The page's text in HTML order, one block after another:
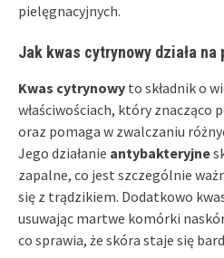
pielęgnacyjnych.
Jak kwas cytrynowy działa na
Kwas cytrynowy to składnik o
właściwościach, który znacząco
oraz pomaga w zwalczaniu
Jego działanie antybakteryjne
zapalne, co jest szczególnie
się z trądzikiem. Dodatkowo
usuwając martwe komórki
co sprawia, że skóra staje się